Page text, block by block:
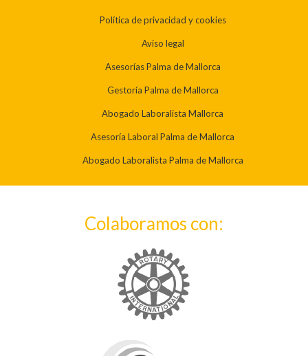
Política de privacidad y cookies
Aviso legal
Asesorías Palma de Mallorca
Gestoría Palma de Mallorca
Abogado Laboralista Mallorca
Asesoría Laboral Palma de Mallorca
Abogado Laboralista Palma de Mallorca
Colaboramos con: